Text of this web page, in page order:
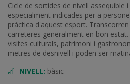
Cicle de sortides de nivell assequible
especialment indicades per a
pràctica d'aquest esport.
carreteres generalment en bon
visites culturals, patrimoni i
metres de desnivell i poden ser
NIVELL: bàsic